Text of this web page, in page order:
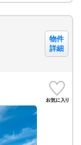
物件
詳細